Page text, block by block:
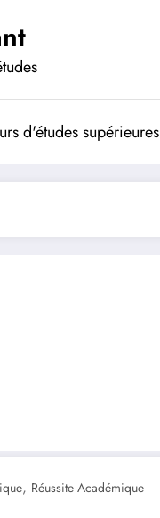
d'études supérieures
, Réussite Académique